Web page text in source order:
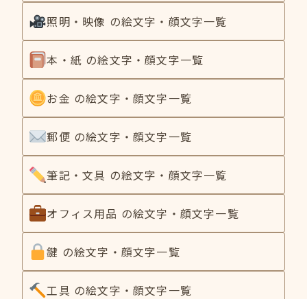
照明・映像 の絵文字・顔文字一覧
本・紙 の絵文字・顔文字一覧
お金 の絵文字・顔文字一覧
郵便 の絵文字・顔文字一覧
筆記・文具 の絵文字・顔文字一覧
オフィス用品 の絵文字・顔文字一覧
鍵 の絵文字・顔文字一覧
工具 の絵文字・顔文字一覧